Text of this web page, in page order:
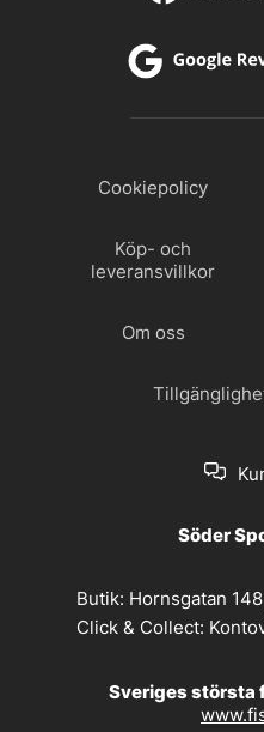
Cookiepolicy
Köp- och
leveransvillkor
Om oss
Söder
Butik: Hornsgatan
Click & Collect:
Sveriges